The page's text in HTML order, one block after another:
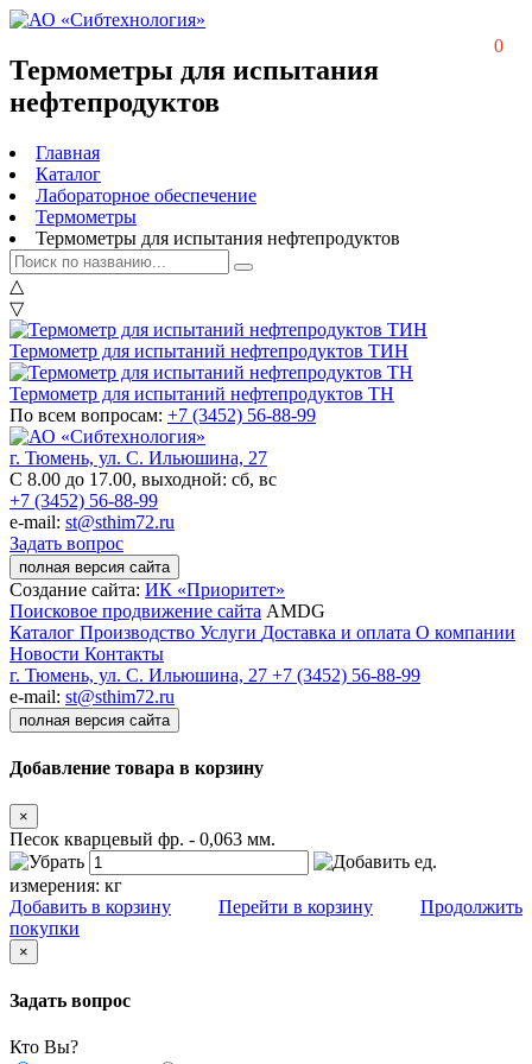
0
Термометры для испытания
нефтепродуктов
Главная
Каталог
Лабораторное обеспечение
Термометры
Термометры для испытания нефтепродуктов
△
▽
Термометр для испытаний нефтепродуктов ТИН
Термометр для испытаний нефтепродуктов ТН
По всем вопросам: +7 (3452) 56-88-99
г. Тюмень, ул. С. Ильюшина, 27
С 8.00 до 17.00, выходной: сб, вс
+7 (3452) 56-88-99
e-mail: st@sthim72.ru
Задать вопрос
полная версия сайта
Создание сайта: ИК «Приоритет»
Поисковое продвижение сайта AMDG
Каталог Производство Услуги Доставка и оплата О компании
Новости Контакты
г. Тюмень, ул. С. Ильюшина, 27 +7 (3452) 56-88-99
e-mail: st@sthim72.ru
полная версия сайта
Добавление товара в корзину
×
Песок кварцевый фр. - 0,063 мм.
ед.
измерения: кг
Добавить в корзину
Перейти в корзину
Продолжить
покупки
×
Задать вопрос
Кто Вы?